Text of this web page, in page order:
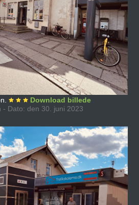
Download billede
Dato: den 30. juni 2023